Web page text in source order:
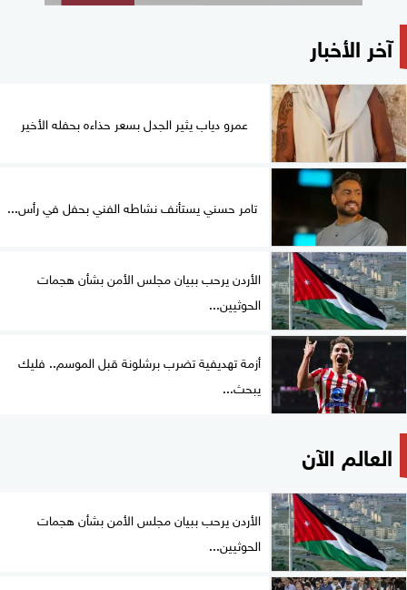
آخر الأخبار
عمرو دياب يثير الجدل بسعر حذاءه بحفله الأخير
تامر حسني يستأنف نشاطه الفني بحفل في رأس...
الأردن يرحب ببيان مجلس الأمن بشأن هجمات
الحوثيين...
أزمة تهديفية تضرب برشلونة قبل الموسم.. فليك
يبحث...
العالم الآن
الأردن يرحب ببيان مجلس الأمن بشأن هجمات
الحوثيين...